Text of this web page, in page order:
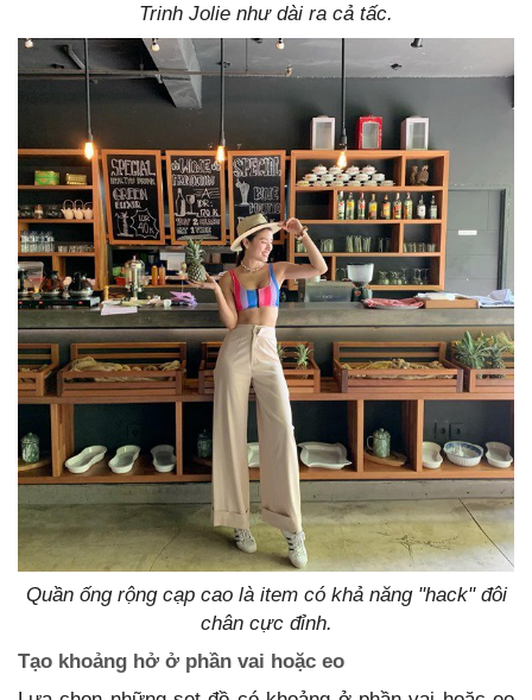
Trinh Jolie như dài ra cả tấc.
Quần ống rộng cạp cao là item có khả năng "hack" đôi
chân cực đỉnh.
Tạo khoảng hở ở phần vai hoặc eo